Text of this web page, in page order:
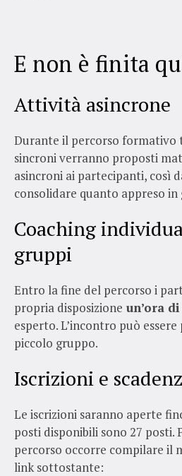
E non è finita
Attività asincrone
Durante il percorso formativo
sincroni verranno proposti
asincroni ai partecipanti, così
consolidare quanto appreso in
Coaching
gruppi
Entro la fine del percorso i
propria disposizione un’ora
esperto. L’incontro può
piccolo gruppo.
Iscrizioni e
Le iscrizioni saranno aperte
posti disponibili sono 27 posti.
percorso occorre compilare il
link sottostante: